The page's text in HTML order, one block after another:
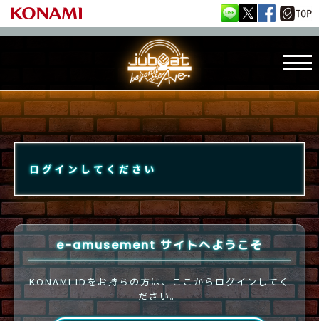
ログインしてください
e-amusement サイトへようこそ
KONAMI IDをお持ちの方は、ここからログインしてく
ださい。